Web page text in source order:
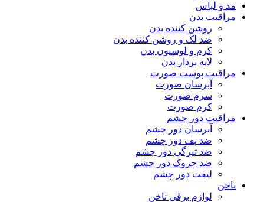
مد و لباس
مراقبت بدن
روشن کننده بدن
ضد لک و روشن کننده بدن
کرم و لوسیون بدن
لایه بردار بدن
مراقبت پوست صورت
آبرسان صورت
سرم صورت
کرم صورت
مراقبت دور چشم
آبرسان دور چشم
ضد پف دور چشم
ضد تیرگی دور چشم
ضد چروک دور چشم
لیفت دور چشم
ناخن
لوازم برقی ناخن